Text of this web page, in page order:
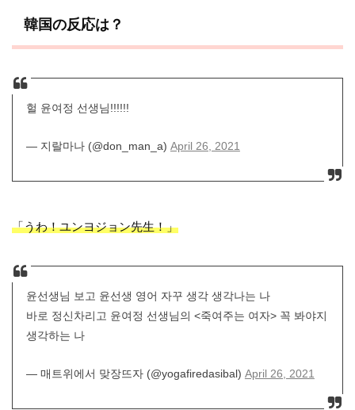
韓国の反応は？
헐 윤여정 선생님!!!!!!
— 지랄마나 (@don_man_a) April 26, 2021
「うわ！ユンヨジョン先生！」
윤선생님 보고 윤선생 영어 자꾸 생각 생각나는 나
바로 정신차리고 윤여정 선생님의 <죽여주는 여자> 꼭 봐야지
생각하는 나
— 매트위에서 맞장뜨자 (@yogafiredasibal) April 26, 2021